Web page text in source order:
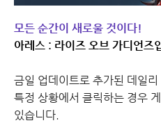
모든 순간이 새로울 것이다!
아레스 : 라이즈 오브 가디언즈
금일 업데이트로 추가된 데일
특정 상황에서 클릭하는 경우
있습니다.